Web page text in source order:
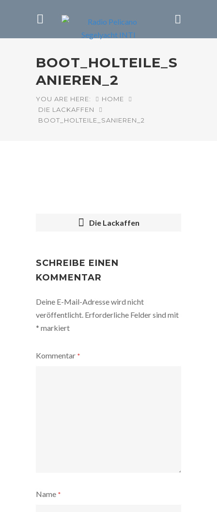
BOOT_HOLTEILE_S
ANIEREN_2
YOU ARE HERE:
HOME
DIE LACKAFFEN
BOOT_HOLTEILE_SANIEREN_2
NAVIGATION
Die Lackaffen
SCHREIBE EINEN
KOMMENTAR
Deine E-Mail-Adresse wird nicht
veröffentlicht. Erforderliche Felder sind mit
* markiert
Kommentar *
Name *